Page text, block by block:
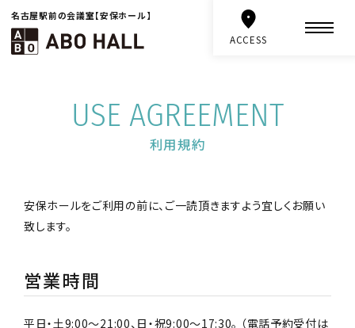
名古屋駅前の会議室【安保ホール】
ACCESS
利用規約
USE AGREEMENT
安保ホールをご利用の前に、ご一読頂きますよう宜しくお願い
致します。
営業時間
平日・土9:00〜21:00、日・祝9:00〜17:30。 （電話予約受付は